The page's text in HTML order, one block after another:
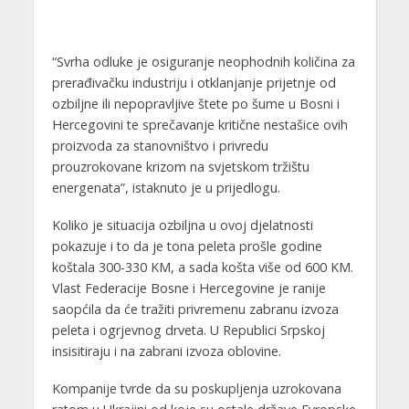
“Svrha odluke je osiguranje neophodnih količina za
prerađivačku industriju i otklanjanje prijetnje od
ozbiljne ili nepopravljive štete po šume u Bosni i
Hercegovini te sprečavanje kritične nestašice ovih
proizvoda za stanovništvo i privredu
prouzrokovane krizom na svjetskom tržištu
energenata”, istaknuto je u prijedlogu.
Koliko je situacija ozbiljna u ovoj djelatnosti
pokazuje i to da je tona peleta prošle godine
koštala 300-330 KM, a sada košta više od 600 KM.
Vlast Federacije Bosne i Hercegovine je ranije
saopćila da će tražiti privremenu zabranu izvoza
peleta i ogrjevnog drveta. U Republici Srpskoj
insisitiraju i na zabrani izvoza oblovine.
Kompanije tvrde da su poskupljenja uzrokovana